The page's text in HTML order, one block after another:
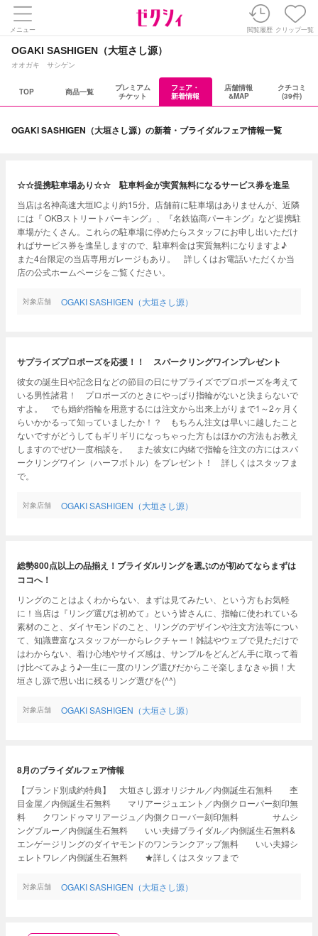
メニュー 閲覧履歴 クリップ一覧
OGAKI SASHIGEN（大垣さし源）
オオガキ サシゲン
TOP 商品一覧
プレミアム
チケット
フェア・
新着情報
店舗情報
&MAP
クチコミ
(39件)
OGAKI SASHIGEN（大垣さし源）の新着・ブライダルフェア情報一覧
☆☆提携駐車場あり☆☆ 駐車料金が実質無料になるサービス券を進呈
当店は名神高速大垣ICより約15分。店舗前に駐車場はありませんが、近隣
には『 OKBストリートパーキング』、『名鉄協商パーキング』など提携駐
車場がたくさん。これらの駐車場に停めたらスタッフにお申し出いただけ
ればサービス券を進呈しますので、駐車料金は実質無料になりますよ♪
また4台限定の当店専用ガレージもあり。 詳しくはお電話いただくか当
店の公式ホームページをご覧ください。
対象店舗 OGAKI SASHIGEN（大垣さし源）
サプライズプロポーズを応援！！ スパークリングワインプレゼント
彼女の誕生日や記念日などの節目の日にサプライズでプロポーズを考えて
いる男性諸君！ プロポーズのときにやっぱり指輪がないと決まらないで
すよ。 でも婚約指輪を用意するには注文から出来上がりまで1～2ヶ月く
らいかかるって知っていましたか！？ もちろん注文は早いに越したこと
ないですがどうしてもギリギリになっちゃった方もはほかの方法もお教え
しますのでぜひ一度相談を。 また彼女に内緒で指輪を注文の方にはスパ
ークリングワイン（ハーフボトル）をプレゼント！ 詳しくはスタッフま
で。
対象店舗 OGAKI SASHIGEN（大垣さし源）
総勢800点以上の品揃え！ブライダルリングを選ぶのが初めてならまずは
ココへ！
リングのことはよくわからない、まずは見てみたい、という方もお気軽
に！当店は『リング選びは初めて』という皆さんに、指輪に使われている
素材のこと、ダイヤモンドのこと、リングのデザインや注文方法等につい
て、知識豊富なスタッフが一からレクチャー！雑誌やウェブで見ただけで
はわからない、着け心地やサイズ感は、サンプルをどんどん手に取って着
け比べてみよう♪一生に一度のリング選びだからこそ楽しまなきゃ損！大
垣さし源で思い出に残るリング選びを(^^)
対象店舗 OGAKI SASHIGEN（大垣さし源）
8月のブライダルフェア情報
【ブランド別成約特典】 大垣さし源オリジナル／内側誕生石無料 杢
目金屋／内側誕生石無料 マリアージュエント／内側クローバー刻印無
料 クワンドゥマリアージュ／内側クローバー刻印無料 サムシ
ングブルー／内側誕生石無料 いい夫婦ブライダル／内側誕生石無料&
エンゲージリングのダイヤモンドのワンランクアップ無料 いい夫婦シ
ェレトワレ／内側誕生石無料 ★詳しくはスタッフまで
対象店舗 OGAKI SASHIGEN（大垣さし源）